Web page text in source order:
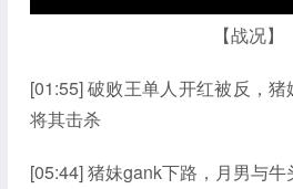
【战况】
[01:55] 破败王单人开红被反，
将其击杀
[05:44] 猪妹gank下路，月男与